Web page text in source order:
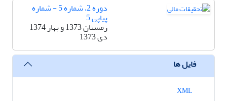
دوره 2، شماره 5 - شماره
پیاپی 5
زمستان 1373 و بهار 1374
دی 1373
فایل ها